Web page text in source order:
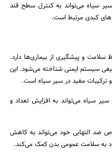
سیاه می‌تواند به کنترل سطح قند
کبدی مرتبط است.
و پیشگیری از بیماری‌ها دارد.
سیستم ایمنی شناخته می‌شود. این
ترکیبات مفید در سیر سیاه است.
سیاه می‌تواند به افزایش تعداد و
ضد التهابی خود می‌تواند به کاهش
به سلامت عمومی بدن کمک می‌کند.